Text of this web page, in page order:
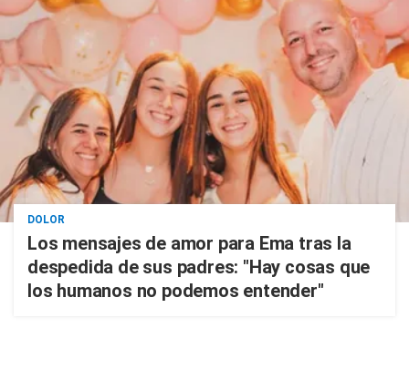
DOLOR
Los mensajes de amor para Ema tras la
despedida de sus padres: "Hay cosas que
los humanos no podemos entender"